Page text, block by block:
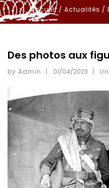
Accueil/ Actualités /
Des photos aux
by Admin 01/04/2023